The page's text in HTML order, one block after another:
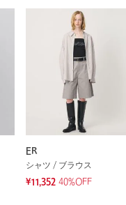
ER
シャツ / ブラウス
¥11,352 40%OFF